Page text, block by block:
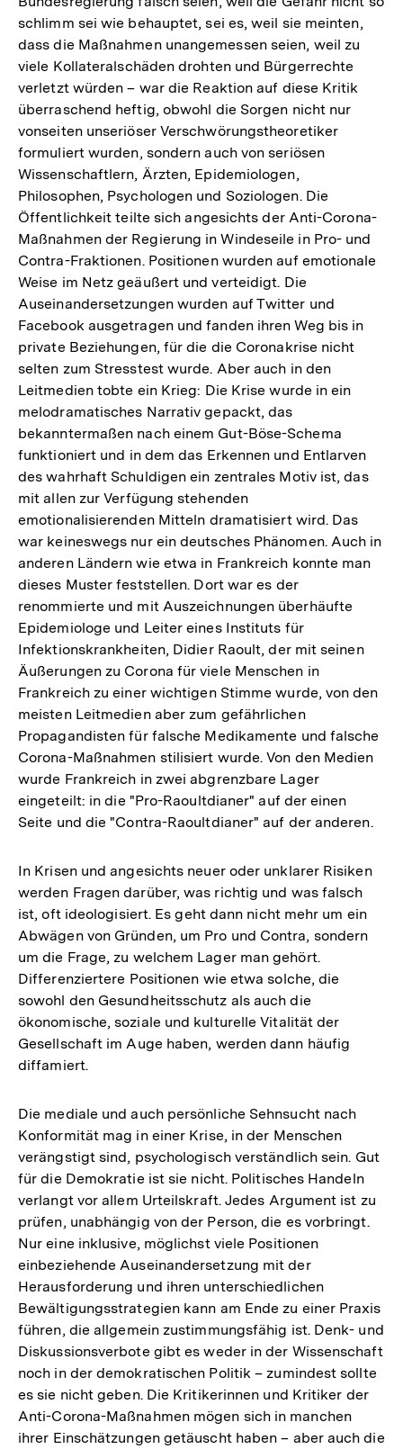
schlimm sei wie behauptet, sei es, weil sie meinten,
dass die Maßnahmen unangemessen seien, weil zu
viele Kollateralschäden drohten und Bürgerrechte
verletzt würden – war die Reaktion auf diese Kritik
überraschend heftig, obwohl die Sorgen nicht nur
vonseiten unseriöser Verschwörungstheoretiker
formuliert wurden, sondern auch von seriösen
Wissenschaftlern, Ärzten, Epidemiologen,
Philosophen, Psychologen und Soziologen. Die
Öffentlichkeit teilte sich angesichts der Anti-Corona-
Maßnahmen der Regierung in Windeseile in Pro- und
Contra-Fraktionen. Positionen wurden auf emotionale
Weise im Netz geäußert und verteidigt. Die
Auseinandersetzungen wurden auf Twitter und
Facebook ausgetragen und fanden ihren Weg bis in
private Beziehungen, für die die Coronakrise nicht
selten zum Stresstest wurde. Aber auch in den
Leitmedien tobte ein Krieg: Die Krise wurde in ein
melodramatisches Narrativ gepackt, das
bekanntermaßen nach einem Gut-Böse-Schema
funktioniert und in dem das Erkennen und Entlarven
des wahrhaft Schuldigen ein zentrales Motiv ist, das
mit allen zur Verfügung stehenden
emotionalisierenden Mitteln dramatisiert wird. Das
war keineswegs nur ein deutsches Phänomen. Auch in
anderen Ländern wie etwa in Frankreich konnte man
dieses Muster feststellen. Dort war es der
renommierte und mit Auszeichnungen überhäufte
Epidemiologe und Leiter eines Instituts für
Infektionskrankheiten, Didier Raoult, der mit seinen
Äußerungen zu Corona für viele Menschen in
Frankreich zu einer wichtigen Stimme wurde, von den
meisten Leitmedien aber zum gefährlichen
Propagandisten für falsche Medikamente und falsche
Corona-Maßnahmen stilisiert wurde. Von den Medien
wurde Frankreich in zwei abgrenzbare Lager
eingeteilt: in die "Pro-Raoultdianer" auf der einen
Seite und die "Contra-Raoultdianer" auf der anderen.
In Krisen und angesichts neuer oder unklarer Risiken
werden Fragen darüber, was richtig und was falsch
ist, oft ideologisiert. Es geht dann nicht mehr um ein
Abwägen von Gründen, um Pro und Contra, sondern
um die Frage, zu welchem Lager man gehört.
Differenziertere Positionen wie etwa solche, die
sowohl den Gesundheitsschutz als auch die
ökonomische, soziale und kulturelle Vitalität der
Gesellschaft im Auge haben, werden dann häufig
diffamiert.
Die mediale und auch persönliche Sehnsucht nach
Konformität mag in einer Krise, in der Menschen
verängstigt sind, psychologisch verständlich sein. Gut
für die Demokratie ist sie nicht. Politisches Handeln
verlangt vor allem Urteilskraft. Jedes Argument ist zu
prüfen, unabhängig von der Person, die es vorbringt.
Nur eine inklusive, möglichst viele Positionen
einbeziehende Auseinandersetzung mit der
Herausforderung und ihren unterschiedlichen
Bewältigungsstrategien kann am Ende zu einer Praxis
führen, die allgemein zustimmungsfähig ist. Denk- und
Diskussionsverbote gibt es weder in der Wissenschaft
noch in der demokratischen Politik – zumindest sollte
es sie nicht geben. Die Kritikerinnen und Kritiker der
Anti-Corona-Maßnahmen mögen sich in manchen
ihrer Einschätzungen getäuscht haben – aber auch die